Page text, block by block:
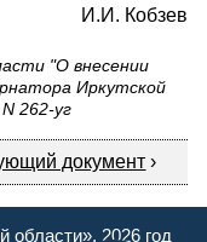
И.И. Кобзев
"О внесении
Иркутской
262-уг
документ ›
области», 2026 год